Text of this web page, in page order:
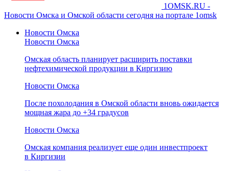
1OMSK.RU -
Новости Омска и Омской области сегодня на портале 1omsk
Новости Омска
Новости Омска
Омская область планирует расширить поставки
нефтехимической продукции в Киргизию
Новости Омска
После похолодания в Омской области вновь ожидается
мощная жара до +34 градусов
Новости Омска
Омская компания реализует еще один инвестпроект
в Киргизии